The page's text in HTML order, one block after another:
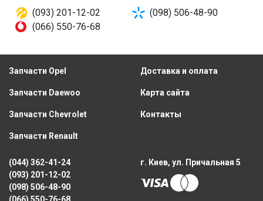
(093) 201-12-02
(098) 506-48-90
(066) 550-76-68
Запчасти Opel
Запчасти Daewoo
Запчасти Chevrolet
Запчасти Renault
Доставка и оплата
Карта сайта
Контакты
(044) 362-41-24
(093) 201-12-02
(098) 506-48-90
г. Киев, ул. Причальная 5